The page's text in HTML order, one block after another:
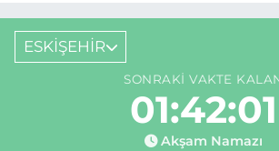
ESKİŞEHİR
SONRAKI VAKTE
01:42:00
Akşam Namazı